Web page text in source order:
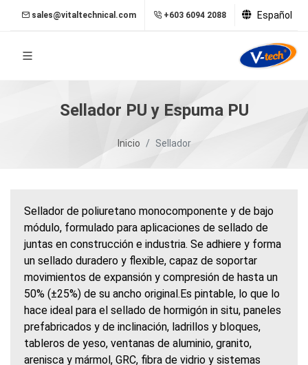
sales@vitaltechnical.com +603 6094 2088 Español
Sellador PU y Espuma PU
Inicio Sellador
Sellador de poliuretano monocomponente y de bajo
módulo, formulado para aplicaciones de sellado de
juntas en construcción e industria. Se adhiere y forma
un sellado duradero y flexible, capaz de soportar
movimientos de expansión y compresión de hasta un
50% (±25%) de su ancho original.Es pintable, lo que lo
hace ideal para el sellado de hormigón in situ, paneles
prefabricados y de inclinación, ladrillos y bloques,
tableros de yeso, ventanas de aluminio, granito,
arenisca y mármol, GRC, fibra de vidrio y sistemas